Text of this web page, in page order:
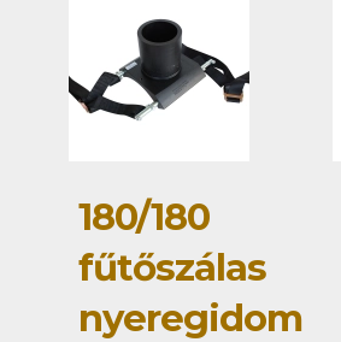
180/180
fűtőszálas
nyeregidom